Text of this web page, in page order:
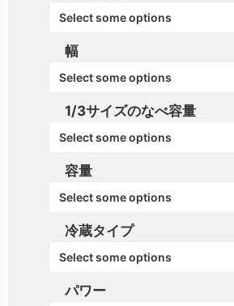
Select some options
幅
Select some options
1/3サイズのなべ容量
Select some options
容量
Select some options
冷蔵タイプ
Select some options
パワー